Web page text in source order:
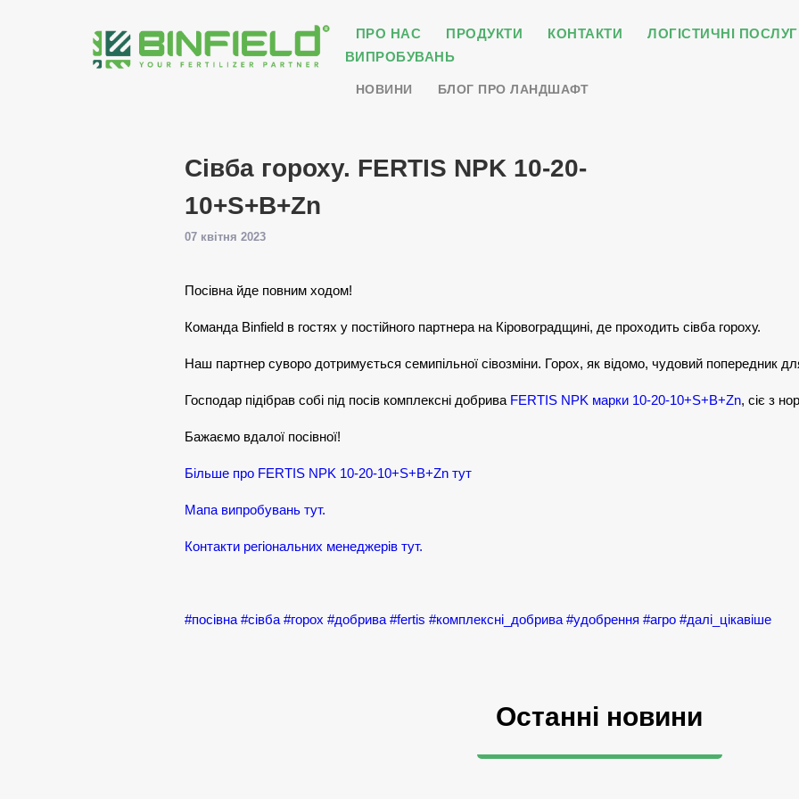
ПРО НАС ПРОДУКТИ КОНТАКТИ ЛОГІСТИЧНІ
ВИПРОБУВАНЬ
НОВИНИ БЛОГ ПРО ЛАНДШАФТ
Сівба гороху. FERTIS NPK 10-20-
10+S+B+Zn
07 квітня 2023
Посівна йде повним ходом!
Команда Binfield в гостях у постійного партнера на Кіровоградщині, де проходить сівба гороху.
Наш партнер суворо дотримується семипільної сівозміни. Горох, як відомо, чудовий попередник
Господар підібрав собі під посів комплексні добрива FERTIS NPK марки 10-20-10+S+B+Zn, сіє з
Бажаємо вдалої посівної!
Більше про FERTIS NPK 10-20-10+S+B+Zn тут
Мапа випробувань тут.
Контакти регіональних менеджерів тут.
#посівна #сівба #горох #добрива #fertis #комплексні_добрива #удобрення #агро #далі_цікавіше
Останні новини